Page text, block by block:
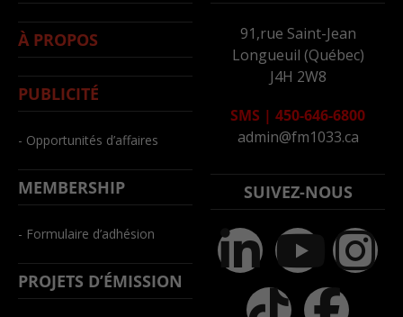
À PROPOS
PUBLICITÉ
- Opportunités d’affaires
MEMBERSHIP
- Formulaire d’adhésion
PROJETS D’ÉMISSION
91,rue Saint-Jean
Longueuil (Québec)
J4H 2W8
SMS | 450-646-6800
admin@fm1033.ca
SUIVEZ-NOUS